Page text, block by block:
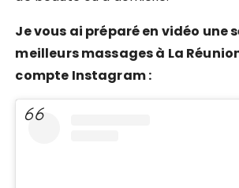
Je vous ai préparé en vidéo une
meilleurs massages à La
compte Instagram :